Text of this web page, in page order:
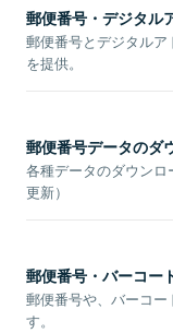
郵便番号・デジタル
郵便番号とデジタル
を提供。
郵便番号データのダ
各種データのダウンロ
更新）
郵便番号・バーコー
郵便番号や、バーコー
す。